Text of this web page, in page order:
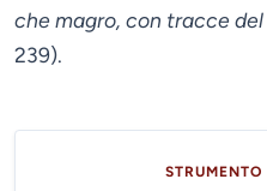
che magro, con tracce del
239).